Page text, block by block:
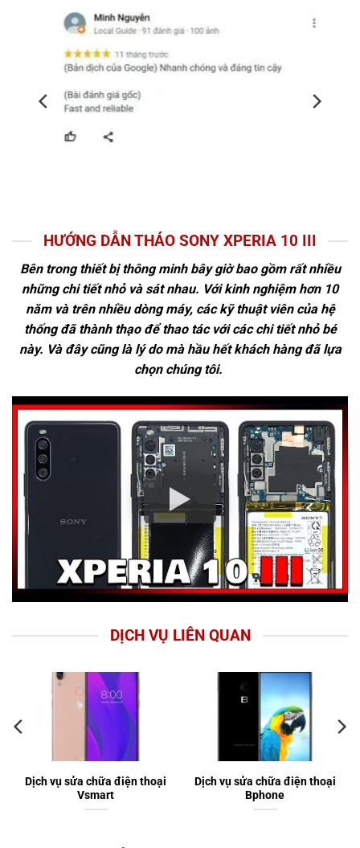
HƯỚNG DẪN THÁO SONY XPERIA 10 III
Bên trong thiết bị thông minh bây giờ bao gồm rất nhiều
những chi tiết nhỏ và sát nhau. Với kinh nghiệm hơn 10
năm và trên nhiều dòng máy, các kỹ thuật viên của hệ
thống đã thành thạo để thao tác với các chi tiết nhỏ bé
này. Và đây cũng là lý do mà hầu hết khách hàng đã lựa
chọn chúng tôi.
DỊCH VỤ LIÊN QUAN
Dịch vụ sửa chữa điện thoại
Vsmart
Dịch vụ sửa chữa điện thoại
Bphone